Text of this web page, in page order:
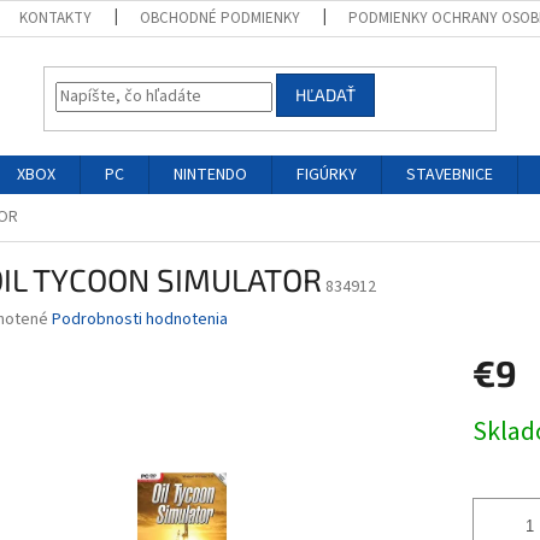
KONTAKTY OBCHODNÉ PODMIENKY PODMIENKY OCHRANY
HĽADAŤ
XBOX PC NINTENDO FIGÚRKY STAVEBNICE
TYCOON SIMULATOR 834912
Podrobnosti hodnotenia
€9
cena: